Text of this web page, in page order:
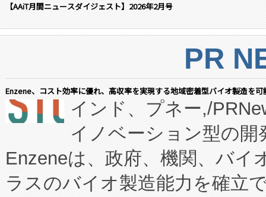
【AAiT月間ニュースダイジェスト】2026年2月号
PR
Enzene、コスト効率に優れ、高収率を実現する地域密着型バイオ製造を
インド、プネー,/
イノベーション型の
Enzeneは、政府、機関、バイ
ラスのバイオ製造能力を確立